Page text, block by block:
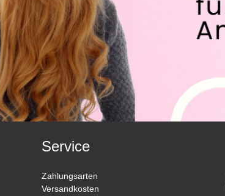
Service
Zahlungsarten
Versandkosten